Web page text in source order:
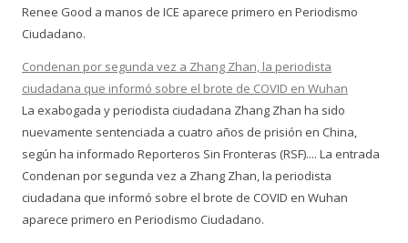
Renee Good a manos de ICE aparece primero en Periodismo
Ciudadano.
Condenan por segunda vez a Zhang Zhan, la periodista
ciudadana que informó sobre el brote de COVID en Wuhan
La exabogada y periodista ciudadana Zhang Zhan ha sido
nuevamente sentenciada a cuatro años de prisión en China,
según ha informado Reporteros Sin Fronteras (RSF).... La entrada
Condenan por segunda vez a Zhang Zhan, la periodista
ciudadana que informó sobre el brote de COVID en Wuhan
aparece primero en Periodismo Ciudadano.